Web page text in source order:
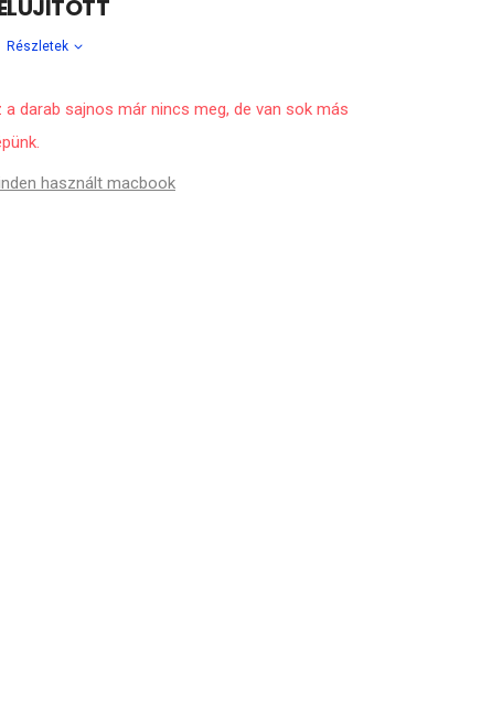
Részletek
a darab sajnos már nincs meg, de van sok más
használt macbook